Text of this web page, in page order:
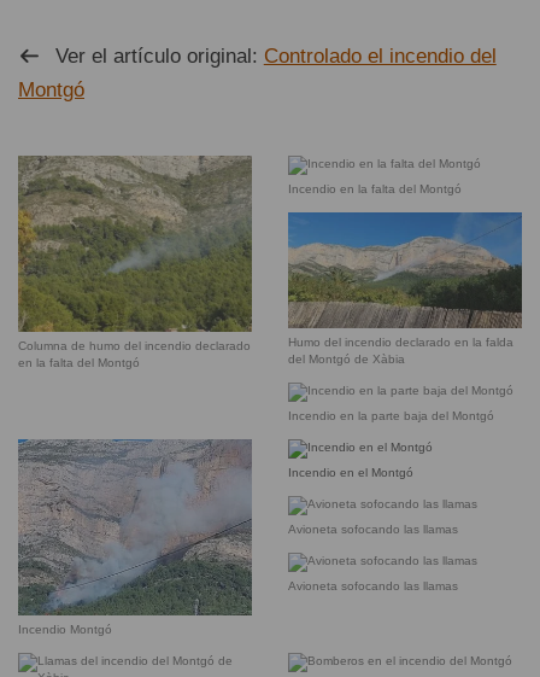
Ver el artículo original: Controlado el incendio del
Montgó
Columna de humo del incendio declarado
en la falta del Montgó
Incendio en la falta del Montgó
Humo del incendio declarado en la falda
del Montgó de Xàbia
Incendio en la parte baja del Montgó
Incendio Montgó
Incendio en el Montgó
Avioneta sofocando las llamas
Avioneta sofocando las llamas